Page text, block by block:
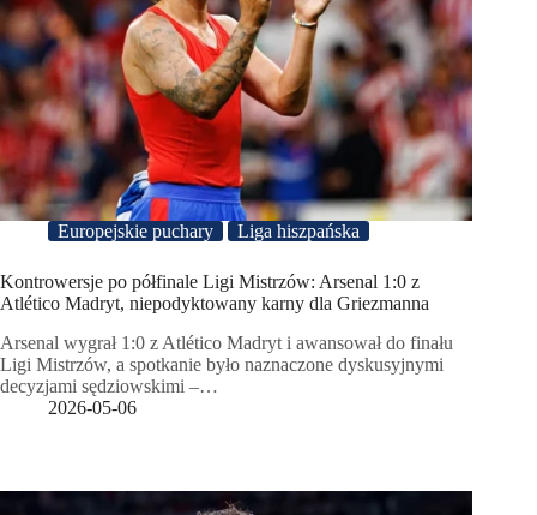
Europejskie puchary Liga hiszpańska
Kontrowersje po półfinale Ligi Mistrzów: Arsenal 1:0 z
Atlético Madryt, niepodyktowany karny dla Griezmanna
Arsenal wygrał 1:0 z Atlético Madryt i awansował do finału
Ligi Mistrzów, a spotkanie było naznaczone dyskusyjnymi
decyzjami sędziowskimi –…
2026-05-06